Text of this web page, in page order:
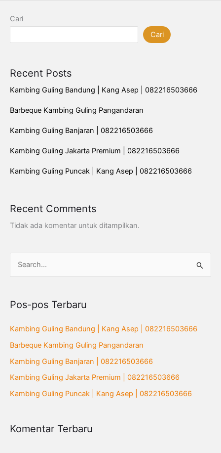
Cari
Cari
Recent Posts
Kambing Guling Bandung | Kang Asep | 082216503666
Barbeque Kambing Guling Pangandaran
Kambing Guling Banjaran | 082216503666
Kambing Guling Jakarta Premium | 082216503666
Kambing Guling Puncak | Kang Asep | 082216503666
Recent Comments
Tidak ada komentar untuk ditampilkan.
i
u
k
:
Pos-pos Terbaru
Kambing Guling Bandung | Kang Asep | 082216503666
Barbeque Kambing Guling Pangandaran
Kambing Guling Banjaran | 082216503666
Kambing Guling Jakarta Premium | 082216503666
Kambing Guling Puncak | Kang Asep | 082216503666
Komentar Terbaru